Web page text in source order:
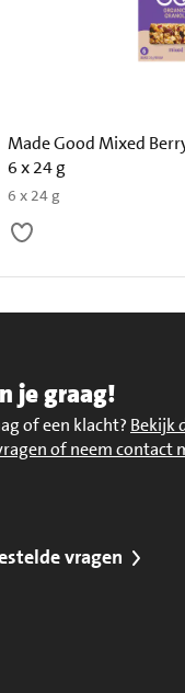
Made Good Mixed
6 x 24 g
6 x 24 g
je graag!
of een klacht? Bekijk
of neem contact
vragen